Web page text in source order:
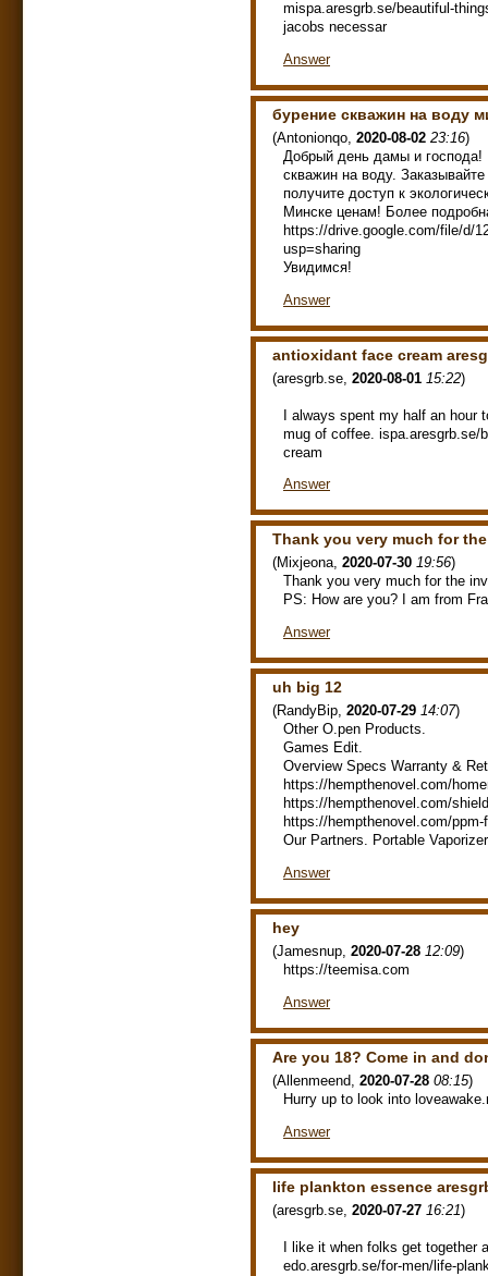
mispa.aresgrb.se/beautiful-
jacobs necessar
Answer
бурение скважин на воду
(Antonionqo 2020-08-02 23:16)
Добрый день дамы и господа!
скважин на воду.
получите доступ к
Минске ценам! Более
https://drive.google.com/file/d/
usp=sharing
Увидимся!
Answer
antioxidant face cream
(aresgrb.se 2020-08-01 15:22)
I always spent my half an hour
mug of coffee. ispa.aresgrb.se/
cream
Answer
Thank you very much for
(Mixjeona, 2020-07-30 19:56)
Thank you very much for the
PS: How are you? I am from
Answer
uh big 12
(RandyBip, 2020-07-29 14:07)
Other O.pen Products.
Games Edit.
Overview Specs Warranty &
https://hempthenovel.com/
https://hempthenovel.com/
https://hempthenovel.com/
Our Partners. Portable
Answer
hey
(Jamesnup, 2020-07-28 12:09)
https://teemisa.com
Answer
Are you 18? Come in and
(Allenmeend 2020-07-28 08:15)
Hurry up to look into
Answer
life plankton essence
(aresgrb.se 2020-07-27 16:21)
I like it when folks get together
edo.aresgrb.se/for-men/life-